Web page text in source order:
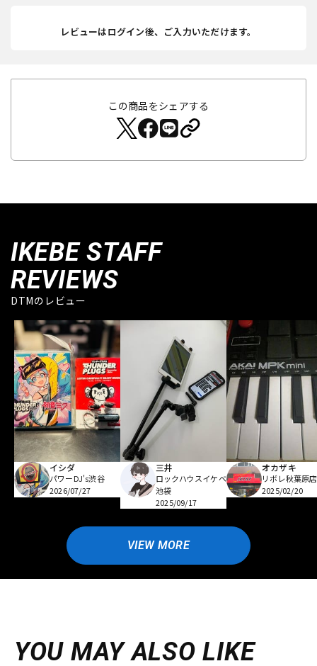
レビューはログイン後、ご入力いただけます。
この商品をシェアする
IKEBE STAFF
REVIEWS
DTMのレビュー
イシダ
パワーDJ's渋谷
2026/07/27
三井
ロックハウスイケベ
池袋
2025/09/17
オカザキ
リボレ秋葉原店
2025/02/20
VIEW MORE
YOU MAY ALSO LIKE